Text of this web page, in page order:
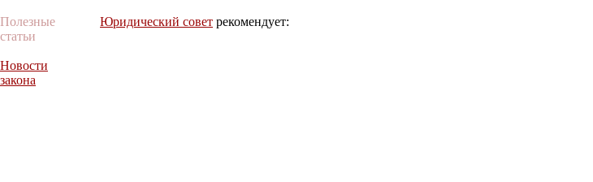
Полезные
статьи
Новости
закона
Юридический совет рекомендует: